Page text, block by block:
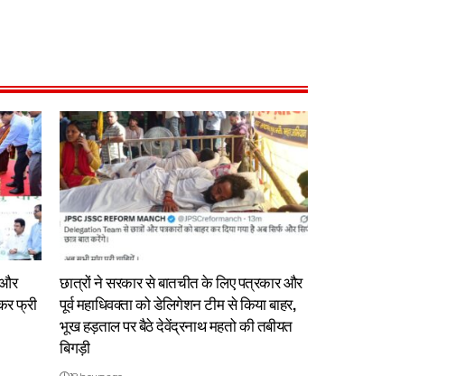
फ्री
छात्रों ने सरकार से बातचीत के लिए पत्रकार और
पूर्व महाधिवक्ता को डेलिगेशन टीम से किया बाहर,
भूख हड़ताल पर बैठे देवेंद्रनाथ महतो की तबीयत
बिगड़ी